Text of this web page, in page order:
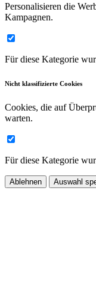
Personalisieren die
Kampagnen.
Für diese Kategorie
Nicht klassifizierte Cookies
Cookies, die auf
warten.
Für diese Kategorie
Ablehnen Auswahl